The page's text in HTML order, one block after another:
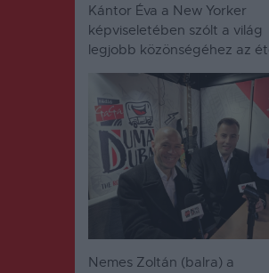
Kántor Éva a New Yorker
képviseletében szólt a világ
legjobb közönségéhez az
Nemes Zoltán (balra) a